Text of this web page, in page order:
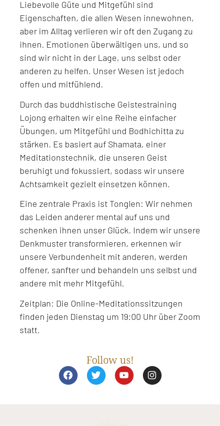
Liebevolle Güte und Mitgefühl sind
Eigenschaften, die allen Wesen innewohnen,
aber im Alltag verlieren wir oft den Zugang zu
ihnen. Emotionen überwältigen uns, und so
sind wir nicht in der Lage, uns selbst oder
anderen zu helfen. Unser Wesen ist jedoch
offen und mitfühlend.
Durch das buddhistische Geistestraining
Lojong erhalten wir eine Reihe einfacher
Übungen, um Mitgefühl und Bodhichitta zu
stärken. Es basiert auf Shamata, einer
Meditationstechnik, die unseren Geist
beruhigt und fokussiert, sodass wir unsere
Achtsamkeit gezielt einsetzen können.
Eine zentrale Praxis ist Tonglen: Wir nehmen
das Leiden anderer mental auf uns und
schenken ihnen unser Glück. Indem wir unsere
Denkmuster transformieren, erkennen wir
unsere Verbundenheit mit anderen, werden
offener, sanfter und behandeln uns selbst und
andere mit mehr Mitgefühl.
Zeitplan: Die Online-Meditationssitzungen
finden jeden Dienstag um 19:00 Uhr über Zoom
statt.
Follow us!
F
a
c
T
w
i
Y
o
u
I
n
s